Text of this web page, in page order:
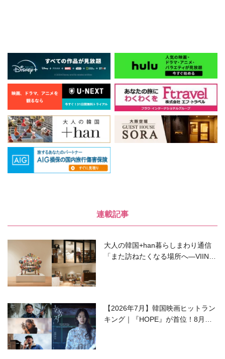
連載記事
大人の韓国+han暮らしまわり通信
「また訪ねたくなる場所へ―VIIN C
【2026年7月】韓国映画ヒットラン
キング｜『HOPE』が首位！8月公